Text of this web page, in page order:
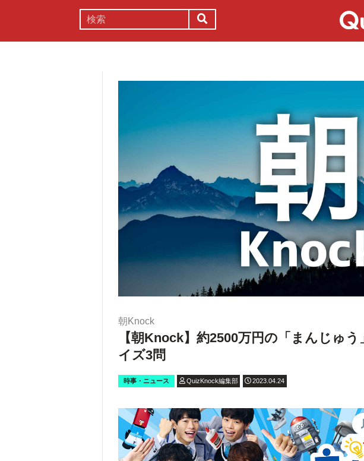
朝Knock
【朝Knock】約2500万円の「まんじゅ
イズ3問
時事・ニュース QuizKnock編集部 2023.04.24